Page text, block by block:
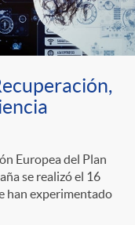
Europea del Plan
se realizó el 16
han experimentado